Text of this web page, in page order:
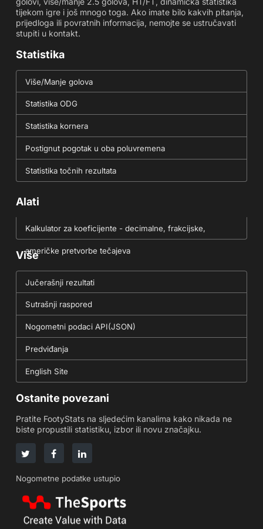
tijekom igre i još mnogo toga. Ako imate bilo kakvih pitanja,
prijedloga ili povratnih informacija, nemojte se ustručavati
stupiti u kontakt.
Statistika
Više/Manje golova
Statistika ODG
Statistika kornera
Postignut pogotak u oba poluvremena
Statistika točnih rezultata
Alati
Kalkulator za koeficijente - decimalne, frakcijske,
američke pretvorbe tečajeva
Više
Jučerašnji rezultati
Sutrašnji raspored
Nogometni podaci API(JSON)
Predviđanja
English Site
Ostanite povezani
Pratite FootyStats na sljedećim kanalima kako nikada ne
biste propustili statistiku, izbor ili novu značajku.
Nogometne podatke ustupio